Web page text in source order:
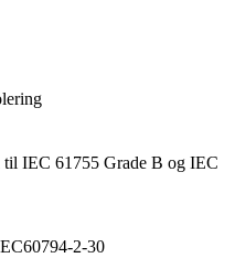
til IEC 61755 Grade B og IEC
2-30